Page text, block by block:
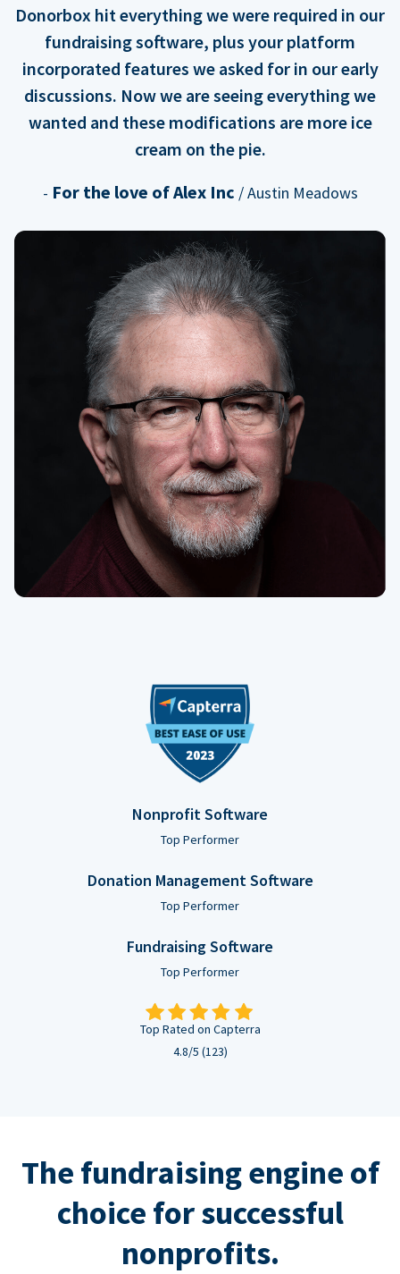
Donorbox hit everything we were required in our
fundraising software, plus your platform
incorporated features we asked for in our early
discussions. Now we are seeing everything we
wanted and these modifications are more ice
cream on the pie.
- For the love of Alex Inc / Austin Meadows
Nonprofit Software
Top Performer
Donation Management Software
Top Performer
Fundraising Software
Top Performer
Top Rated on Capterra
4.8/5 (123)
The fundraising engine of
choice for successful
nonprofits.